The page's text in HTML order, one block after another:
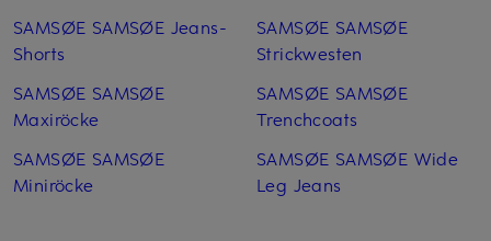
SAMSØE SAMSØE Jeans-
Shorts
SAMSØE SAMSØE
Maxiröcke
SAMSØE SAMSØE
Miniröcke
SAMSØE SAMSØE
Strickwesten
SAMSØE SAMSØE
Trenchcoats
SAMSØE SAMSØE Wide
Leg Jeans